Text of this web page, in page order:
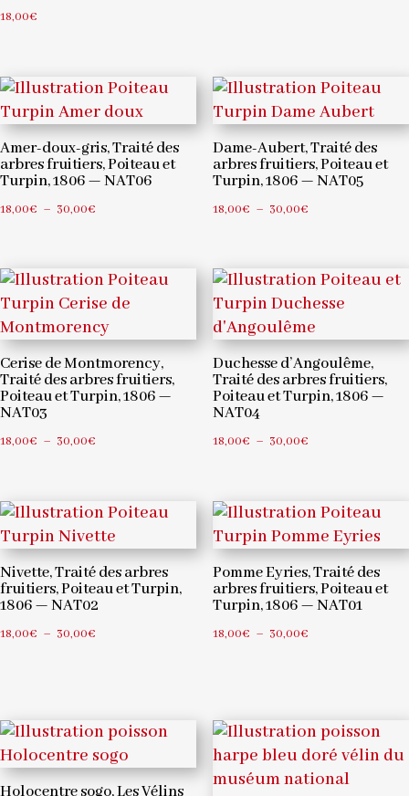
18,00€
Amer-doux-gris, Traité des
arbres fruitiers, Poiteau et
Turpin, 1806 — NAT06
18,00€ – 30,00€
18,00€
à
30,00€
Dame-Aubert, Traité des
arbres fruitiers, Poiteau et
Turpin, 1806 — NAT05
18,00€ – 30,00€Plage
18,00€
à
30,00€
Cerise de Montmorency,
Traité des arbres fruitiers,
Poiteau et Turpin, 1806 —
NAT03
18,00€ – 30,00€
18,00€
à
30,00€
Duchesse d’Angoulême,
Traité des arbres fruitiers,
Poiteau et Turpin, 1806 —
NAT04
18,00€ – 30,00€Plage
18,00€
à
30,00€
Nivette, Traité des arbres
fruitiers, Poiteau et Turpin,
1806 — NAT02
18,00€ – 30,00€
à
30,00€
Pomme Eyries, Traité des
arbres fruitiers, Poiteau et
Turpin, 1806 — NAT01
18,00€ – 30,00€Plage
à
30,00€
Holocentre sogo, Les Vélins